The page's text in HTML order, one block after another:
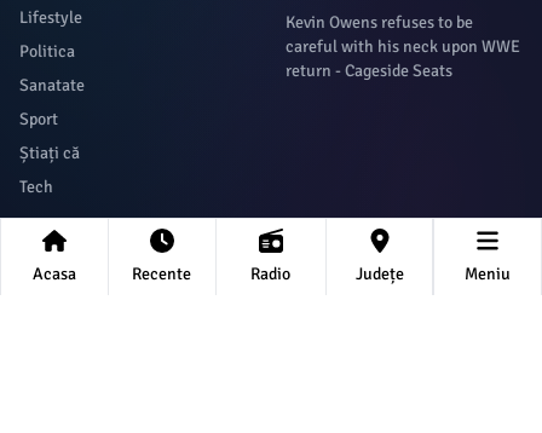
Lifestyle
Politica
Sanatate
Sport
Știați că
Tech
Kevin Owens refuses to be
careful with his neck upon WWE
return - Cageside Seats
Newsletter
Acasa Recente Radio Județe Meniu